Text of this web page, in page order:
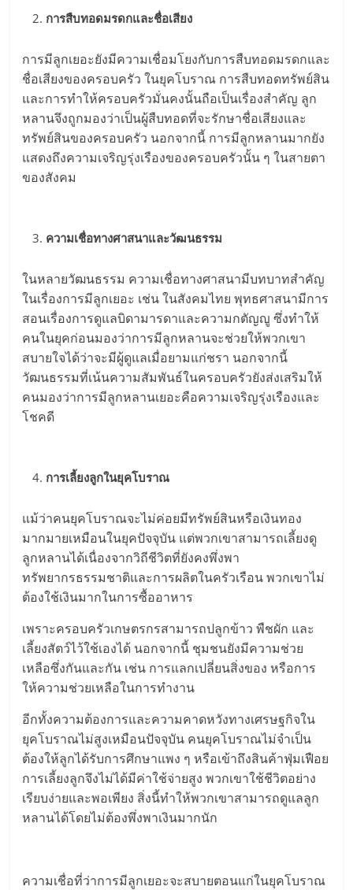
การสืบทอดมรดกและชื่อเสียง
การมีลูกเยอะยังมีความเชื่อมโยงกับการสืบทอดมรดกและ
ชื่อเสียงของครอบครัว ในยุคโบราณ การสืบทอดทรัพย์สิน
และการทำให้ครอบครัวมั่นคงนั้นถือเป็นเรื่องสำคัญ ลูก
หลานจึงถูกมองว่าเป็นผู้สืบทอดที่จะรักษาชื่อเสียงและ
ทรัพย์สินของครอบครัว นอกจากนี้ การมีลูกหลานมากยัง
แสดงถึงความเจริญรุ่งเรืองของครอบครัวนั้น ๆ ในสายตา
ของสังคม
ความเชื่อทางศาสนาและวัฒนธรรม
ในหลายวัฒนธรรม ความเชื่อทางศาสนามีบทบาทสำคัญ
ในเรื่องการมีลูกเยอะ เช่น ในสังคมไทย พุทธศาสนามีการ
สอนเรื่องการดูแลบิดามารดาและความกตัญญู ซึ่งทำให้
คนในยุคก่อนมองว่าการมีลูกหลานจะช่วยให้พวกเขา
สบายใจได้ว่าจะมีผู้ดูแลเมื่อยามแก่ชรา นอกจากนี้
วัฒนธรรมที่เน้นความสัมพันธ์ในครอบครัวยังส่งเสริมให้
คนมองว่าการมีลูกหลานเยอะคือความเจริญรุ่งเรืองและ
โชคดี
การเลี้ยงลูกในยุคโบราณ
แม้ว่าคนยุคโบราณจะไม่ค่อยมีทรัพย์สินหรือเงินทอง
มากมายเหมือนในยุคปัจจุบัน แต่พวกเขาสามารถเลี้ยงดู
ลูกหลานได้เนื่องจากวิถีชีวิตที่ยังคงพึ่งพา
ทรัพยากรธรรมชาติและการผลิตในครัวเรือน พวกเขาไม่
ต้องใช้เงินมากในการซื้ออาหาร
เพราะครอบครัวเกษตรกรสามารถปลูกข้าว พืชผัก และ
เลี้ยงสัตว์ไว้ใช้เองได้ นอกจากนี้ ชุมชนยังมีความช่วย
เหลือซึ่งกันและกัน เช่น การแลกเปลี่ยนสิ่งของ หรือการ
ให้ความช่วยเหลือในการทำงาน
อีกทั้งความต้องการและความคาดหวังทางเศรษฐกิจใน
ยุคโบราณไม่สูงเหมือนปัจจุบัน คนยุคโบราณไม่จำเป็น
ต้องให้ลูกได้รับการศึกษาแพง ๆ หรือเข้าถึงสินค้าฟุ่มเฟือย
การเลี้ยงลูกจึงไม่ได้มีค่าใช้จ่ายสูง พวกเขาใช้ชีวิตอย่าง
เรียบง่ายและพอเพียง สิ่งนี้ทำให้พวกเขาสามารถดูแลลูก
หลานได้โดยไม่ต้องพึ่งพาเงินมากนัก
ความเชื่อที่ว่าการมีลูกเยอะจะสบายตอนแก่ในยุคโบราณ